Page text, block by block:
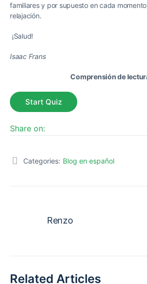
familiares y por supuesto en cada
relajación.
¡Salud!
Isaac Frans
Comprensión de
Share on:
Categories: Blog en español
Renzo
Related Articles